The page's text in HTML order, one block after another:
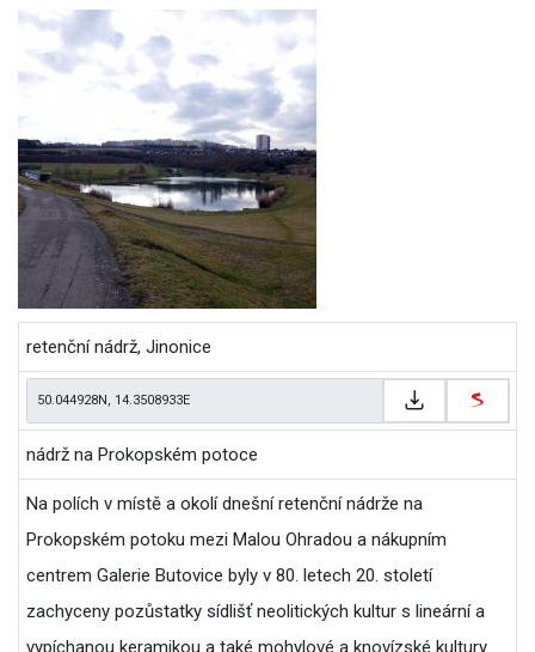
retenční nádrž, Jinonice
nádrž na Prokopském potoce
Na polích v místě a okolí dnešní retenční nádrže na
Prokopském potoku mezi Malou Ohradou a nákupním
centrem Galerie Butovice byly v 80. letech 20. století
zachyceny pozůstatky sídlišť neolitických kultur s lineární a
vypíchanou keramikou a také mohylové a knovízské kultury